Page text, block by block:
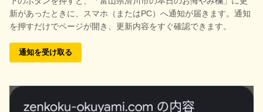
新があったときに、スマホ（またはPC）へ通知が届きます。通知
を押すだけでページが開き、更新内容をすぐ確認できます。
通知を受け取る